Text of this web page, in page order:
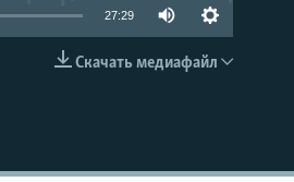
EMBED
27:29
Скачать медиафайл